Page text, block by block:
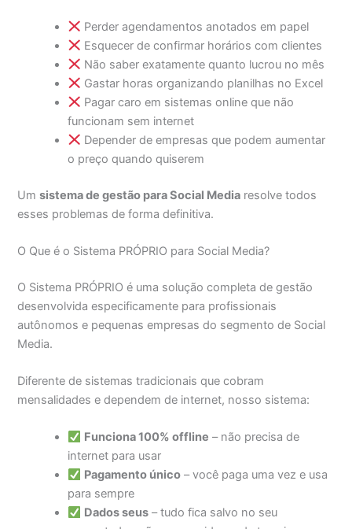
Perder agendamentos anotados em papel
Esquecer de confirmar horários com clientes
Não saber exatamente quanto lucrou no mês
Gastar horas organizando planilhas no Excel
Pagar caro em sistemas online que não
funcionam sem internet
Depender de empresas que podem aumentar
o preço quando quiserem
Umsistema de gestão para Social Media resolve todos
esses problemas de forma definitiva.
O Que é o Sistema PRÓPRIO para Social Media?
O Sistema PRÓPRIO é uma solução completa de gestão
desenvolvida especificamente para profissionais
autônomos e pequenas empresas do segmento de Social
Media.
Diferente de sistemas tradicionais que cobram
mensalidades e dependem de internet, nosso sistema:
Funciona 100% offline – não precisa de
internet para usar
Pagamento único– você paga uma vez e usa
para sempre
Dados seus– tudo fica salvo no seu